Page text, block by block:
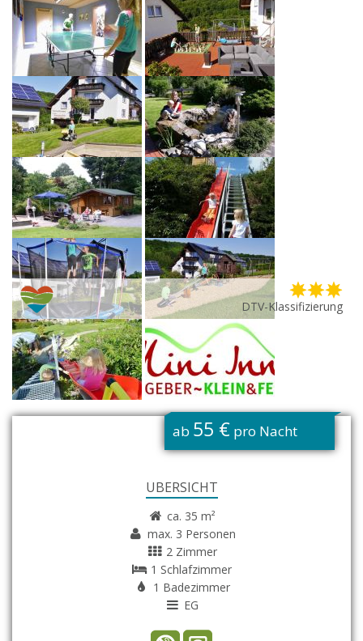
DTV-Klassifizierung
ab 55 € pro Nacht
ÜBERSICHT
ca. 35 m²
max. 3 Personen
2 Zimmer
1 Schlafzimmer
1 Badezimmer
EG